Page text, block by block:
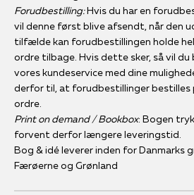
Forudbestilling:Hvis du har en
vil denne først blive afsendt, når den
tilfælde kan forudbestillingen holde
ordre tilbage. Hvis dette sker, så vil
vores kundeservice med dine
derfor til, at forudbestillinger bestilles
ordre.
Print on demand / Bookbox: Bogen
forvent derfor længere leveringstid.
Bog & idé leverer inden for Danmarks
Færøerne og Grønland